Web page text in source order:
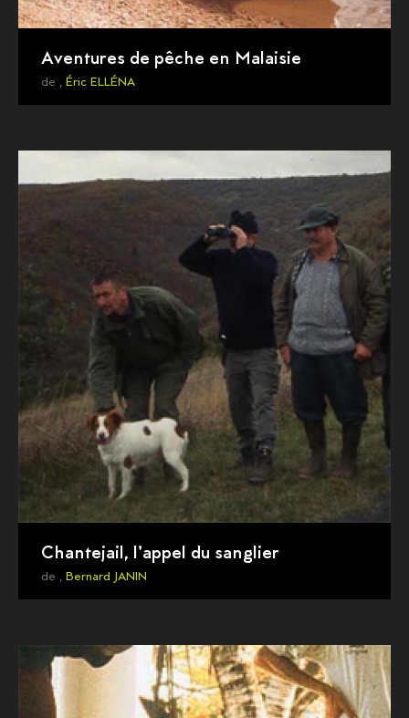
Aventures de pêche en Malaisie
de , Éric ELLÉNA
Chantejail, l'appel du sanglier
de , Bernard JANIN